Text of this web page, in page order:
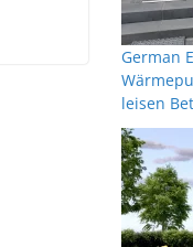
German
leisen